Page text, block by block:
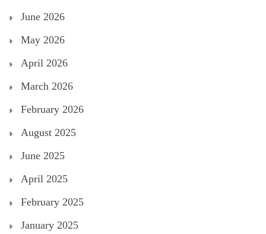
June 2026
May 2026
April 2026
March 2026
February 2026
August 2025
June 2025
April 2025
February 2025
January 2025